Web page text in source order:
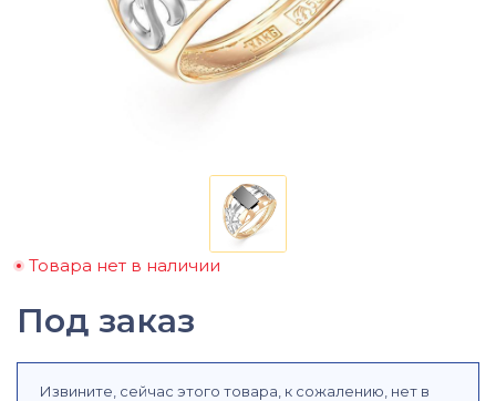
Товара нет в наличии
Под заказ
Извините, сейчас этого товара, к сожалению, нет в